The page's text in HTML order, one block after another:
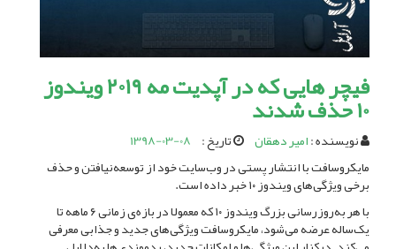
فیچر هایی که در آپدیت مه ۲۰۱۹ ویندوز
10 حذف شدند
نویسنده :امیر دهقان تاریخ : 1398-03-08
مایکروسافت با انتشار پستی در وب‌سایت خود از توسعه‌نیافتن و حذف
برخی ویژگی‌های ویندوز ۱۰ خبر داده است.
با هر به‌روزرسانی بزرگ ویندوز ۱۰ که معمولا در بازه‌ی زمانی ۶ ماهه تا
یک‌ساله عرضه می‌شود، مایکروسافت ویژگی‌های جدید و جذابی معرفی